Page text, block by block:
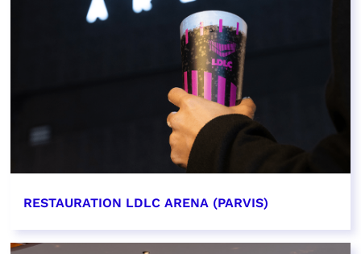
RESTAURATION LDLC ARENA (PARVIS)